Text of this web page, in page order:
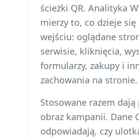
ścieżki QR. Analityka
mierzy to, co dzieje się
wejściu: oglądane
serwisie, kliknięcia,
formularzy, zakupy i
zachowania na stronie.
Stosowane razem dają
obraz kampanii. Dane
odpowiadają, czy